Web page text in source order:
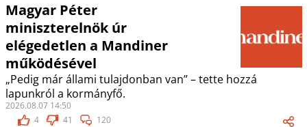
Magyar Péter
miniszterelnök úr
elégedetlen a Mandiner
működésével
„Pedig már állami tulajdonban van” – tette hozzá
lapunkról a kormányfő.
2026.08.07 14:50
4
41 120